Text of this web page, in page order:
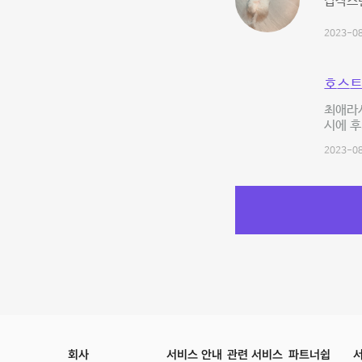
2023-
호스
최애라
시에
2023-
회사 서비스 안내 관련 서비스 파트너쉽